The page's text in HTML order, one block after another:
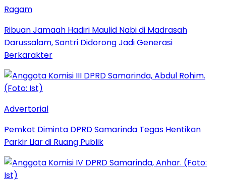
Ragam
Ribuan Jamaah Hadiri Maulid Nabi di Madrasah
Darussalam, Santri Didorong Jadi Generasi
Berkarakter
Advertorial
Pemkot Diminta DPRD Samarinda Tegas Hentikan
Parkir Liar di Ruang Publik